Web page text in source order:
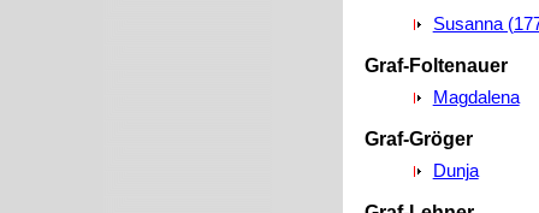
Susanna
Graf-Foltenauer
Magdalena
Graf-Gröger
Dunja